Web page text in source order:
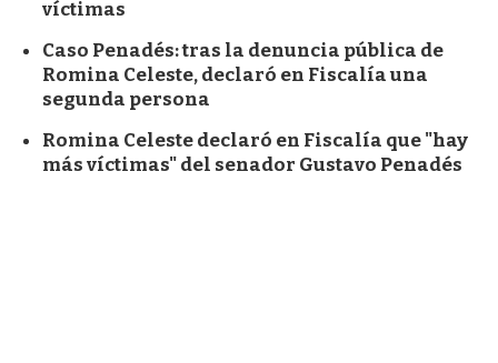
víctimas
Caso Penadés: tras la denuncia pública de
Romina Celeste, declaró en Fiscalía una
segunda persona
Romina Celeste declaró en Fiscalía que "hay
más víctimas" del senador Gustavo Penadés